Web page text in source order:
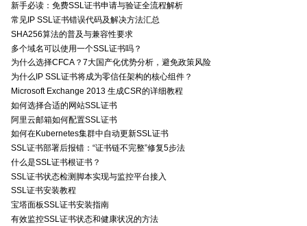
新手必读：免费SSL证书申请与验证全流程解析
常见IP SSL证书错误代码及解决方法汇总
SHA256算法的普及与兼容性要求
多个域名可以使用一个SSL证书吗？
为什么选择CFCA？7大国产化优势分析，避免政策风险
为什么IP SSL证书将成为零信任架构的核心组件？
Microsoft Exchange 2013 生成CSR的详细教程
如何选择合适的网站SSL证书
阿里云邮箱如何配置SSL证书
如何在Kubernetes集群中自动更新SSL证书
SSL证书部署后报错：“证书链不完整”修复5步法
什么是SSL证书根证书？
SSL证书状态检测脚本实现与监控平台接入
SSL证书安装教程
宝塔面板SSL证书安装指南
有效监控SSL证书状态和健康状况的方法